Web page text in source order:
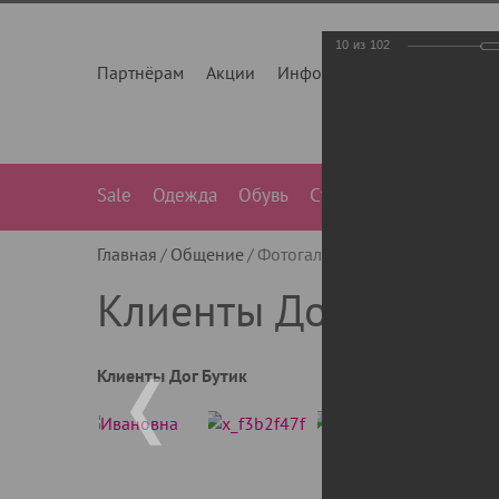
Партнёрам Акции Инфо
Sale Одежда Обувь Сумки
Главная Общение Фотогалерея
Клиенты Дог Бутик
Клиенты Дог Бутик
10 из 102